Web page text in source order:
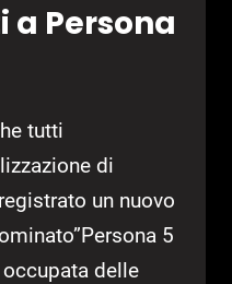
Persona
tutti
di
un nuovo
5
occupata delle